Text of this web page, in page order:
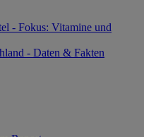
- Fokus: Vitamine und
- Daten & Fakten